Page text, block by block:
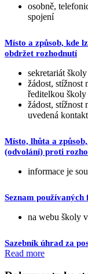
osobně,
spojení
Místo a způsob, kde
obdržet rozhodnutí
sekretariát školy
žádost, stížnost
ředitelkou školy
žádost, stížnost
uvedená
Místo, lhůta a
(odvolání) proti
informace je
Seznam
na webu školy
Sazebník úhrad za
Read more